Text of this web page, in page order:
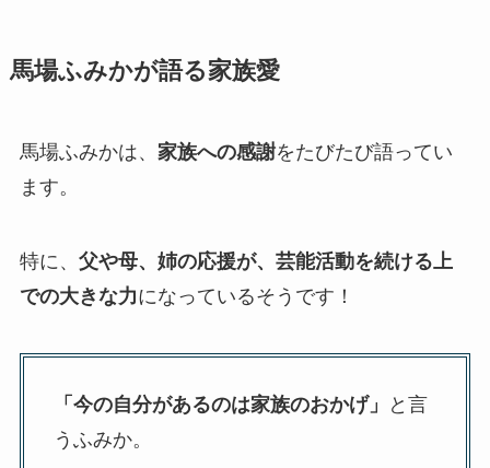
馬場ふみかが語る家族愛
馬場ふみかは、 家族への感謝をたびたび語ってい
ます。
特に、 父や母、姉の応援が、芸能活動を続ける上
での大きな力になっているそうです！
「今の自分があるのは家族のおかげ」
と言
うふみか。